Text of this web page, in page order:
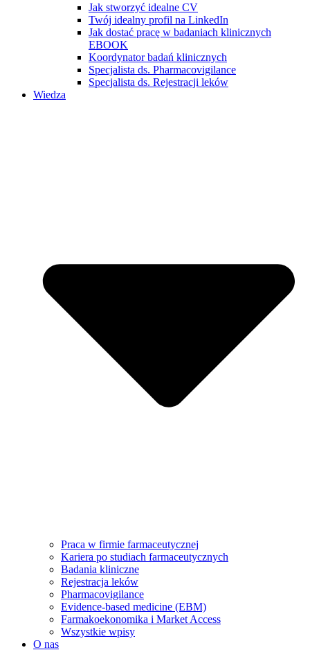
Jak stworzyć idealne CV
Twój idealny profil na LinkedIn
Jak dostać pracę w badaniach klinicznych
EBOOK
Koordynator badań klinicznych
Specjalista ds. Pharmacovigilance
Specjalista ds. Rejestracji leków
Wiedza
Praca w firmie farmaceutycznej
Kariera po studiach farmaceutycznych
Badania kliniczne
Rejestracja leków
Pharmacovigilance
Evidence-based medicine (EBM)
Farmakoekonomika i Market Access
Wszystkie wpisy
O nas